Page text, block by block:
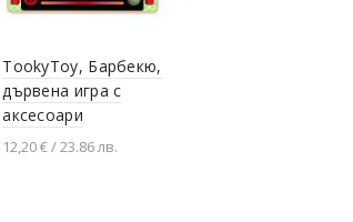
TookyToy, Барбекю,
дървена игра с
аксесоари
12,20 € / 23.86 лв.